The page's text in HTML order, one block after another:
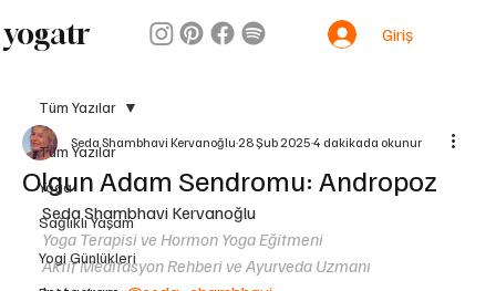
yogatr Giriş
Tüm Yazılar
Yoga
Sağlıklı Yaşam
Yogi Günlükleri
Tüm Yazılar
Olgun Adam Sendromu: Andropoz
Seda Shambhavi Kervanoğlu 28 Şub 2025 4 dakikada okunur
Seda Shambhavi Kervanoğlu
Yoga Terapisi ve Hormon Yoga Eğitmeni
Aktif Meditasyon Rehberi ve Ayurveda Uzmanı